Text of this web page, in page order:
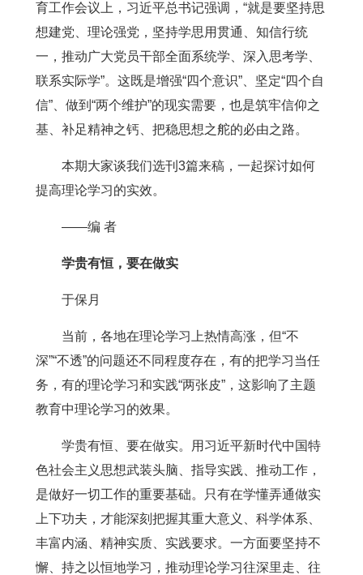
育工作会议上，习近平总书记强调，“就是要坚持思
想建党、理论强党，坚持学思用贯通、知信行统
一，推动广大党员干部全面系统学、深入思考学、
联系实际学”。这既是增强“四个意识”、坚定“四个自
信”、做到“两个维护”的现实需要，也是筑牢信仰之
基、补足精神之钙、把稳思想之舵的必由之路。
本期大家谈我们选刊3篇来稿，一起探讨如何
提高理论学习的实效。
——编 者
学贵有恒，要在做实
于保月
当前，各地在理论学习上热情高涨，但“不
深”“不透”的问题还不同程度存在，有的把学习当任
务，有的理论学习和实践“两张皮”，这影响了主题
教育中理论学习的效果。
学贵有恒、要在做实。用习近平新时代中国特
色社会主义思想武装头脑、指导实践、推动工作，
是做好一切工作的重要基础。只有在学懂弄通做实
上下功夫，才能深刻把握其重大意义、科学体系、
丰富内涵、精神实质、实践要求。一方面要坚持不
懈、持之以恒地学习，推动理论学习往深里走、往